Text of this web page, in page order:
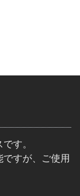
す。
ですが、ご使用